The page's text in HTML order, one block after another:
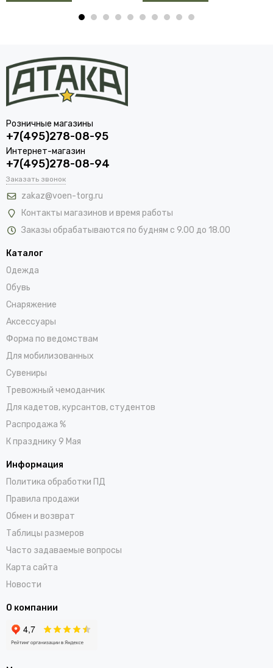
Розничные магазины
+7(495)278-08-95
Интернет-магазин
+7(495)278-08-94
Заказать звонок
zakaz@voen-torg.ru
Контакты магазинов и время работы
Заказы обрабатываются по будням с 9.00 до 18.00
Каталог
Одежда
Обувь
Снаряжение
Аксессуары
Форма по ведомствам
Для мобилизованных
Сувениры
Тревожный чемоданчик
Для кадетов, курсантов, студентов
Распродажа %
К празднику 9 Мая
Информация
Политика обработки ПД
Правила продажи
Обмен и возврат
Таблицы размеров
Часто задаваемые вопросы
Карта сайта
Новости
О компании